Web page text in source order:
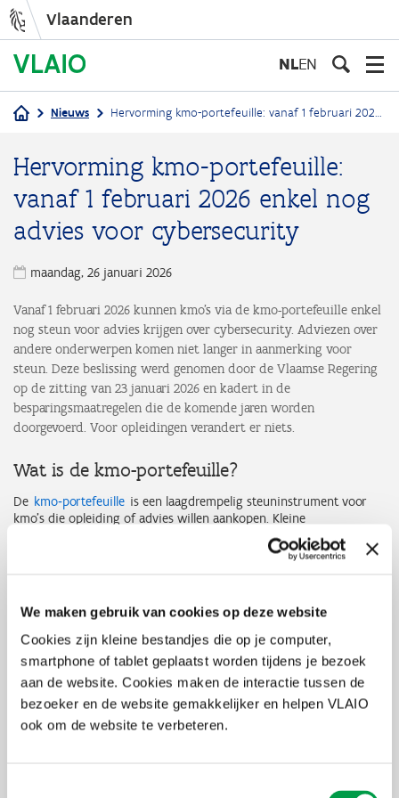
We maken gebruik van cookies op deze website
Cookies zijn kleine bestandjes die op je computer,
smartphone of tablet geplaatst worden tijdens je bezoek
aan de website. Cookies maken de interactie tussen de
bezoeker en de website gemakkelijker en helpen VLAIO
ook om de website te verbeteren.
Vlaanderen
NLEN
Nieuws Hervorming kmo-portefeuille: vanaf 1 februari 2026 enkel nog advies voor cybersecurity
Hervorming kmo-portefeuille:
vanaf 1 februari 2026 enkel nog
advies voor cybersecurity
maandag, 26 januari 2026
Vanaf 1 februari 2026 kunnen kmo’s via de kmo-portefeuille enkel
nog steun voor advies krijgen over cybersecurity. Adviezen over
andere onderwerpen komen niet langer in aanmerking voor
steun. Deze beslissing werd genomen door de Vlaamse Regering
op de zitting van 23 januari 2026 en kadert in de
besparingsmaatregelen die de komende jaren worden
doorgevoerd. Voor opleidingen verandert er niets.
Wat is de kmo-portefeuille?
De kmo‐portefeuille is een laagdrempelig steuninstrument voor
kmo’s die opleiding of advies willen aankopen. Kleine
ondernemingen genieten 30% steun, een middelgrote
onderneming 20% steun. Het maximale steunplafond per jaar is
aanvragen in voor de kmo-portefeuille.
Wat verandert er juist?
Vanaf 1 februari 2026 wordt het toepassingsgebied van de dienst
advies beperkt tot het onderwerp cybersecurity. Alle andere
soorten adviezen komen vanaf 1 februari 2026 niet langer in
behoren tot één van de acht toekomstgerichte thema’s komen nog